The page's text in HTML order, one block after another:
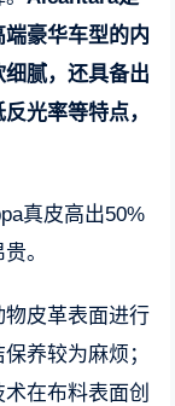
豪华车型的内
腻，还具备出
光率等特点，
真皮高出50%
。
皮革表面进行
养较为麻烦；
在布料表面创